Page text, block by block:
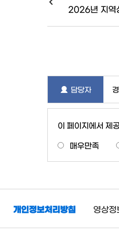
2026년 지역
담당자
이 페이지에서 제
매우만족
개인정보처리방침 영상정